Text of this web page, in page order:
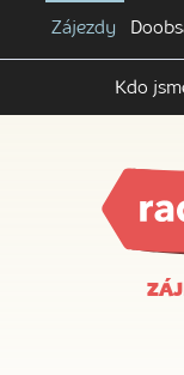
Zájezdy
Kdo